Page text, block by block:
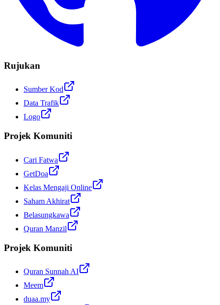
Rujukan
Sumber Kod
Data Trafik
Logo
Projek Komuniti
Cari Fatwa
GetDoa
Kelas Mengaji Online
Saham Akhirat
Belasungkawa
Quran Manzil
Projek Komuniti
Quran Sunnah AI
Meem
duaa.my